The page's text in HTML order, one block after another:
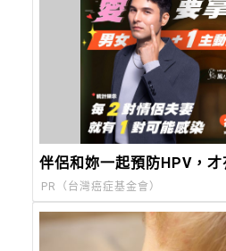
伴侶和妳一起預防HPV，才
PR（台灣癌症基金會）